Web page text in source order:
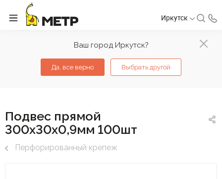
Ваш город Иркутск?
Да, все верно Выбрать другой
Иркутск
Подвес прямой
300х30х0,9мм 100шт
Перфорированный крепеж